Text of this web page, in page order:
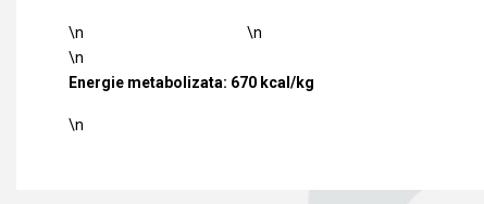
\n
\n
\n
Energie metabolizata: 670 kcal/kg
\n